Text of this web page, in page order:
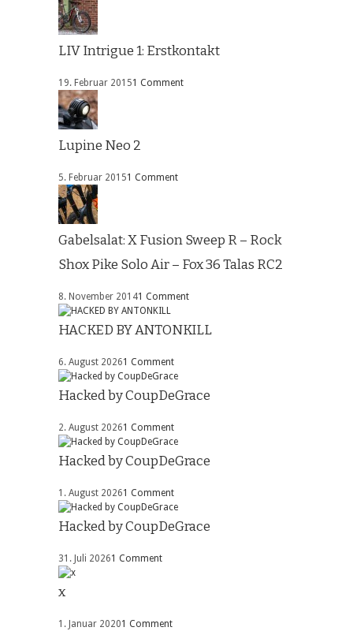
LIV Intrigue 1: Erstkontakt
19. Februar 20151 Comment
Lupine Neo 2
5. Februar 20151 Comment
Gabelsalat: X Fusion Sweep R – Rock
Shox Pike Solo Air – Fox 36 Talas RC2
8. November 20141 Comment
HACKED BY ANTONKILL
6. August 20261 Comment
Hacked by CoupDeGrace
2. August 20261 Comment
Hacked by CoupDeGrace
1. August 20261 Comment
Hacked by CoupDeGrace
31. Juli 20261 Comment
x
1. Januar 20201 Comment